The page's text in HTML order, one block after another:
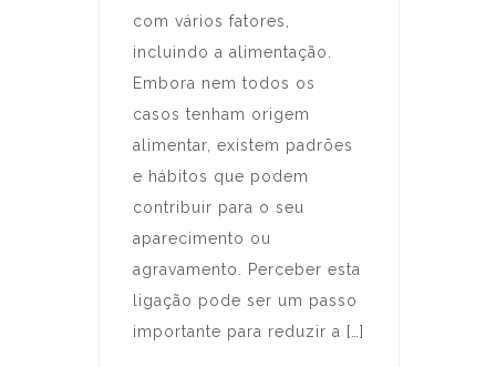
com vários fatores,
incluindo a alimentação.
Embora nem todos os
casos tenham origem
alimentar, existem padrões
e hábitos que podem
contribuir para o seu
aparecimento ou
agravamento. Perceber esta
ligação pode ser um passo
importante para reduzir a […]